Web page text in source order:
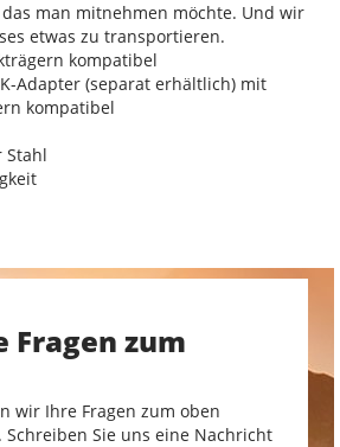
man mitnehmen möchte. Und wir
etwas zu transportieren.
kompatibel
Adapter (separat erhältlich) mit
kompatibel
Stahl
Fragen zum
wir Ihre Fragen zum oben
Schreiben Sie uns eine Nachricht